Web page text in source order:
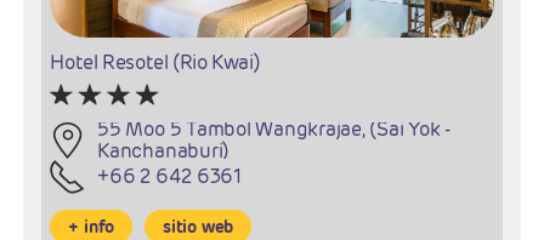
Hotel Resotel (Rio Kwai)
55 Moo 5 Tambol Wangkrajae, (Sai Yok -
Kanchanaburi)
+66 2 642 6361
+ info sitio web